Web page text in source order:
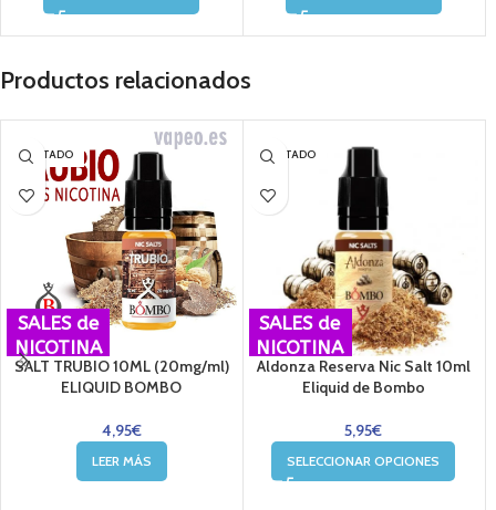
Productos relacionados
AGOTADO
SALES de
NICOTINA
SALT TRUBIO 10ML (20mg/ml)
ELIQUID BOMBO
4,95€
LEER MÁS
AGOTADO
SALES de
NICOTINA
Aldonza Reserva Nic Salt 10ml
Eliquid de Bombo
5,95€
SELECCIONAR OPCIONES